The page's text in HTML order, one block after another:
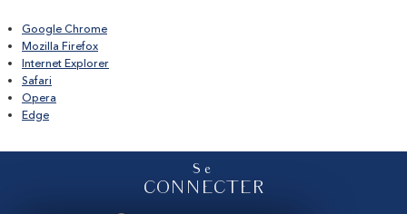
Google Chrome
Mozilla Firefox
Internet Explorer
Safari
Opera
Edge
Se
CONNECTER